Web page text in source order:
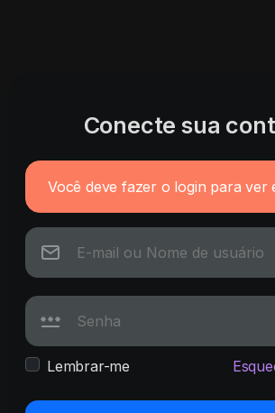
Conecte sua
Você deve fazer o login para ver
Lembrar-me